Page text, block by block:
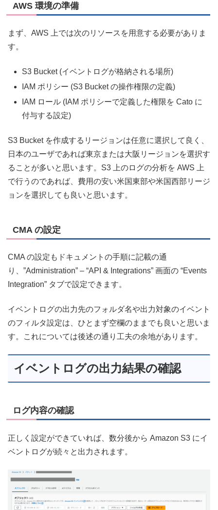
AWS 環境の準備
まず、AWS 上では次のリソースを用意する必要がありま
す。
S3 Bucket (イベントログが格納される場所)
IAM ポリシー (S3 Bucket の操作権限の定義)
IAM ロール (IAM ポリシーで定義した権限を Cato に
付与する設定)
S3 Bucket を作成するリージョンは任意に選択して良く、
日本のユーザであれば東京または大阪リージョンを選択す
ることが多いと思います。S3 上のログの分析を AWS 上
で行うのであれば、費用の安い米国東部や米国西部リージ
ョンを選択しても良いと思います。
CMA の設定
CMA の設定もドキュメントの手順に記載の通
り、”Administration” – “API & Integrations” 画面の “Events
Integration” タブで設定できます。
イベントログの出力先のフォルダ名や出力対象のイベント
のフィルタ設定は、ひとまず空欄のままでも良いと思いま
す。これについては後述の通り工夫の余地があります。
イベントログの出力結果の確認
ログ内容の確認
正しく設定ができていれば、数分後から Amazon S3 にイ
ベントログが続々と出力されます。